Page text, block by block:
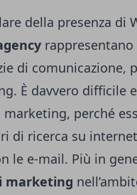
della presenza di
di comunicazione,
È davvero difficile
perché
di ricerca su
le e-mail. Più in
marketing